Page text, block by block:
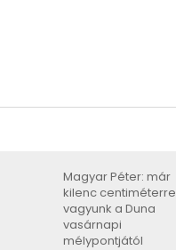
Magyar Péter: már
kilenc centiméterre
vagyunk a Duna
vasárnapi
mélypontjától